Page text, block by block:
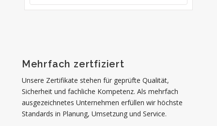
Mehrfach zertfiziert
Unsere Zertifikate stehen für geprüfte Qualität,
Sicherheit und fachliche Kompetenz. Als mehrfach
ausgezeichnetes Unternehmen erfüllen wir höchste
Standards in Planung, Umsetzung und Service.